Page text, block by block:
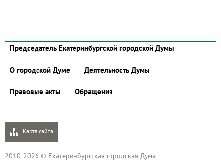
Председатель Екатеринбургской городской Думы
О городской Думе Деятельность Думы
Правовые акты Обращения
Карта сайта
2010-2026 © Екатеринбургская городская Дума